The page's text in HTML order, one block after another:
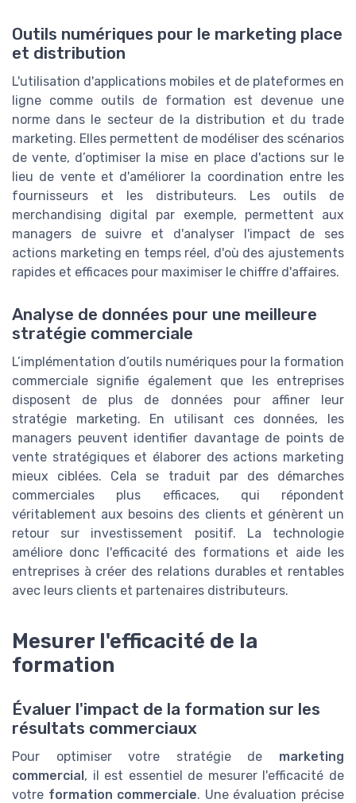
Outils numériques pour le marketing place
et distribution
L'utilisation d'applications mobiles et de plateformes en
ligne comme outils de formation est devenue une
norme dans le secteur de la distribution et du trade
marketing. Elles permettent de modéliser des scénarios
de vente, d’optimiser la mise en place d'actions sur le
lieu de vente et d'améliorer la coordination entre les
fournisseurs et les distributeurs. Les outils de
merchandising digital par exemple, permettent aux
managers de suivre et d'analyser l'impact de ses
actions marketing en temps réel, d'où des ajustements
rapides et efficaces pour maximiser le chiffre d'affaires.
Analyse de données pour une meilleure
stratégie commerciale
L’implémentation d’outils numériques pour la formation
commerciale signifie également que les entreprises
disposent de plus de données pour affiner leur
stratégie marketing. En utilisant ces données, les
managers peuvent identifier davantage de points de
vente stratégiques et élaborer des actions marketing
mieux ciblées. Cela se traduit par des démarches
commerciales plus efficaces, qui répondent
véritablement aux besoins des clients et génèrent un
retour sur investissement positif. La technologie
améliore donc l'efficacité des formations et aide les
entreprises à créer des relations durables et rentables
avec leurs clients et partenaires distributeurs.
Mesurer l'efficacité de la
formation
Évaluer l'impact de la formation sur les
résultats commerciaux
Pour optimiser votre stratégie de marketing
commercial, il est essentiel de mesurer l'efficacité de
votre formation commerciale. Une évaluation précise